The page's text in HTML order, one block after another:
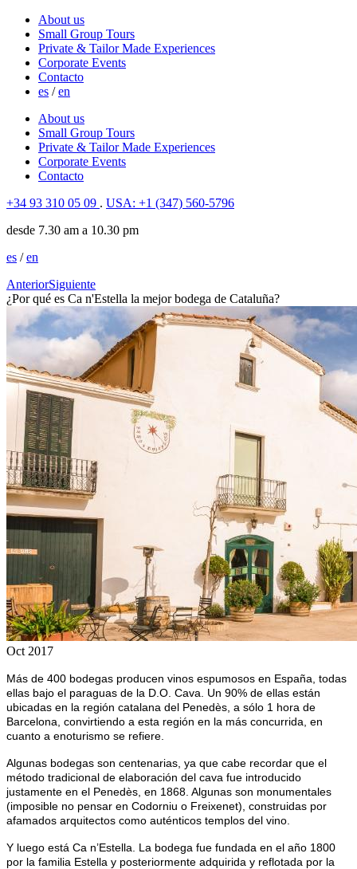
About us
Small Group Tours
Private & Tailor Made Experiences
Corporate Events
Contacto
es /en
About us
Small Group Tours
Private & Tailor Made Experiences
Corporate Events
Contacto
+34 93 310 05 09 . USA: +1 (347) 560-5796
desde 7.30 am a 10.30 pm
es /en
AnteriorSiguiente
¿Por qué es Ca n'Estella la mejor bodega de Cataluña?
Oct 2017
Más de 400 bodegas producen vinos espumosos en España, todas
ellas bajo el paraguas de la D.O. Cava. Un 90% de ellas están
ubicadas en la región catalana del Penedès, a sólo 1 hora de
Barcelona, convirtiendo a esta región en la más concurrida, en
cuanto a enoturismo se refiere.
Algunas bodegas son centenarias, ya que cabe recordar que el
método tradicional de elaboración del cava fue introducido
justamente en el Penedès, en 1868. Algunas son monumentales
(imposible no pensar en Codorniu o Freixenet), construidas por
afamados arquitectos como auténticos templos del vino.
Y luego está Ca n’Estella. La bodega fue fundada en el año 1800
por la familia Estella y posteriormente adquirida y reflotada por la